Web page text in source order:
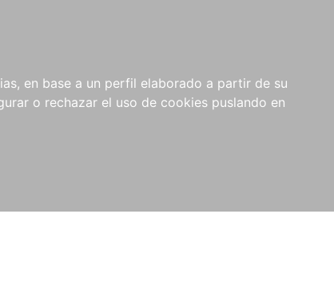
en base a un perfil elaborado a partir de su
o rechazar el uso de cookies puslando en